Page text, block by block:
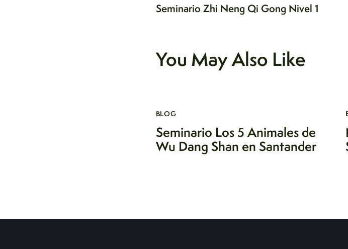
Seminario Zhi Neng Qi Gong Nivel 1
You May Also Like
BLOG
Seminario Los 5 Animales de
Wu Dang Shan en Santander